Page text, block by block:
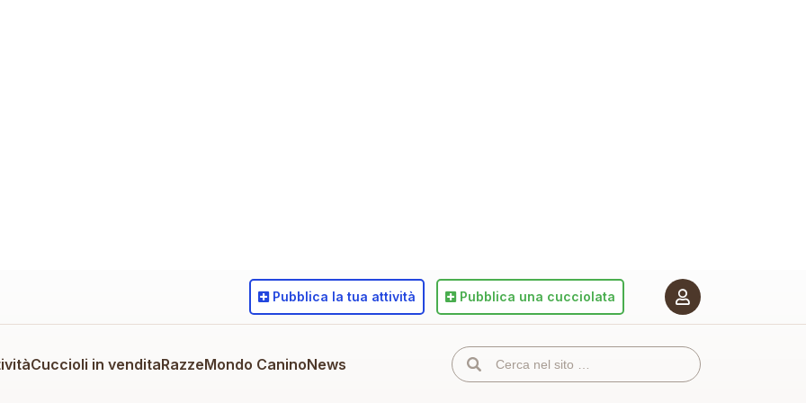
Cuccioli in venditaRazzeMondo CaninoNews
Pubblica la tua attività Pubblica una cucciolata